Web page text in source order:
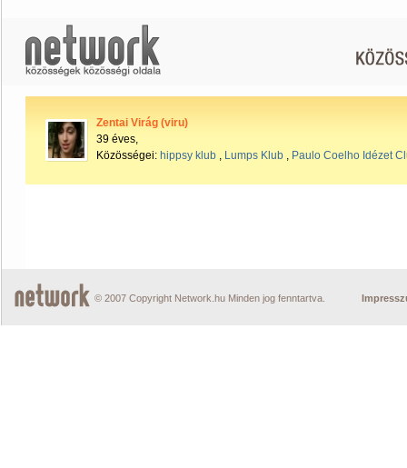
Zentai Virág (viru)
39 éves,
Közösségei: hippsy klub , Lumps Klub , Paulo Coelho Idézet
© 2007 Copyright Network.hu Minden jog fenntartva.